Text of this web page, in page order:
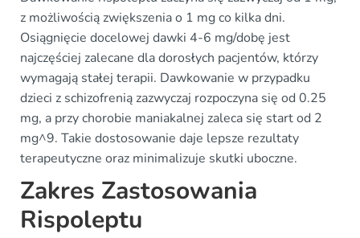
z możliwością zwiększenia o 1 mg co kilka dni.
Osiągnięcie docelowej dawki 4-6 mg/dobę jest
najczęściej zalecane dla dorosłych pacjentów, którzy
wymagają stałej terapii. Dawkowanie w przypadku
dzieci z schizofrenią zazwyczaj rozpoczyna się od 0.25
mg, a przy chorobie maniakalnej zaleca się start od 2
mg^9. Takie dostosowanie daje lepsze rezultaty
terapeutyczne oraz minimalizuje skutki uboczne.
Zakres Zastosowania
Rispoleptu